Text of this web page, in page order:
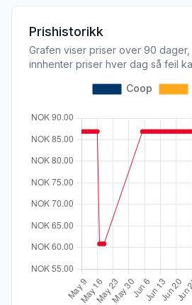
Prishistorikk
Grafen viser priser over 90
innhenter priser hver dag så feil